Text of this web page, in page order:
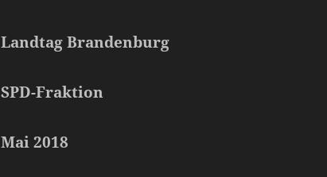
Landtag Brandenburg
SPD-Fraktion
Mai 2018